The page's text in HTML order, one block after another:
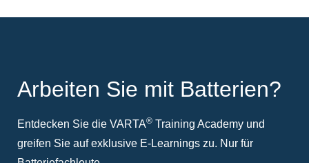
Arbeiten Sie mit Batterien?
Entdecken Sie die VARTA® Training Academy und
greifen Sie auf exklusive E-Learnings zu. Nur für